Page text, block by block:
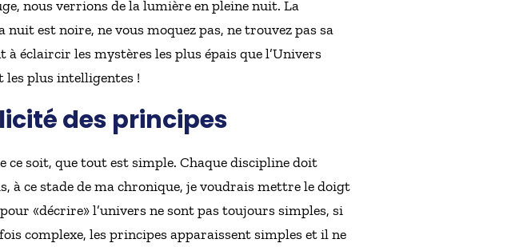
nous verrions de la lumière en pleine nuit. La
est noire, ne vous moquez pas, ne trouvez pas sa
éclaircir les mystères les plus épais que l’Univers
les plus intelligentes !
des principes
ce soit, que tout est simple. Chaque discipline doit
à ce stade de ma chronique, je voudrais mettre le doigt
«décrire» l’univers ne sont pas toujours simples, si
complexe, les principes apparaissent simples et il ne